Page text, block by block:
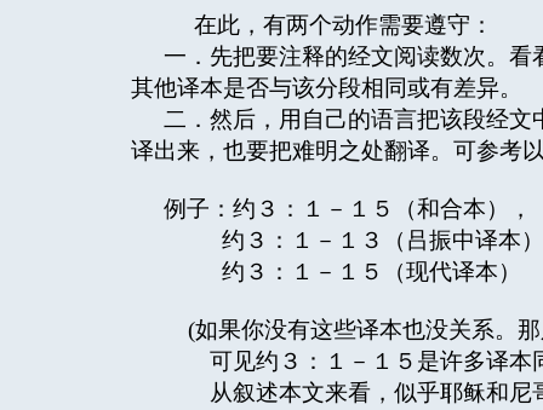
在此，有两个动作需要遵守：
一．先把要注释的经文阅读数次。
其他译本是否与该分段相同或有差异。
二．然后，用自己的语言把该段经
译出来，也要把难明之处翻译。可参考
例子：约３：１－１５（和合本），
约３：１－１３（吕振中译本
约３：１－１５（现代译本）
(如果你没有这些译本也没关系。
可见约３：１－１５是许多译本
从叙述本文来看，似乎耶稣和尼